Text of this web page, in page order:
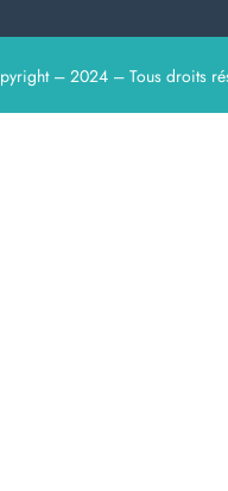
– 2024 – Tous droits